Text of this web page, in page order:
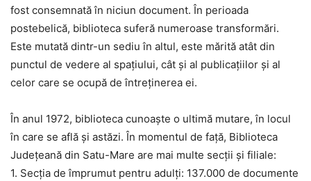
fost consemnată în niciun document. În perioada
postebelică, biblioteca suferă numeroase transformări.
Este mutată dintr-un sediu în altul, este mărită atât din
punctul de vedere al spaţiului, cât şi al publicaţiilor şi al
celor care se ocupă de întreţinerea ei.
În anul 1972, biblioteca cunoaşte o ultimă mutare, în locul
în care se află şi astăzi. În momentul de faţă, Biblioteca
Judeţeană din Satu-Mare are mai multe secţii şi filiale:
1. Secţia de împrumut pentru adulţi: 137.000 de documente